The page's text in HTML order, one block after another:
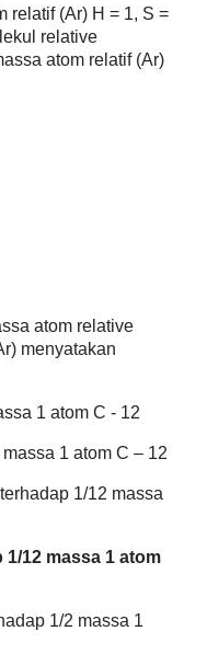
relatif (Ar) H = 1, S =
relative
atom relatif (Ar)
atom relative
menyatakan
1 atom C - 12
1 atom C – 12
1/12 massa
12 massa 1 atom
1/2 massa 1